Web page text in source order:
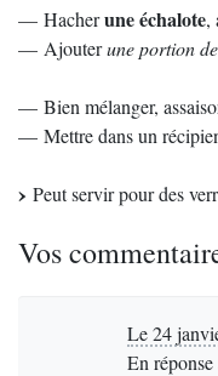
— Hacherune échalote,
— Ajouterune portion
— Bien mélanger,
— Mettre dans un
Peut servir pour des
Vos
Le 24
En réponse